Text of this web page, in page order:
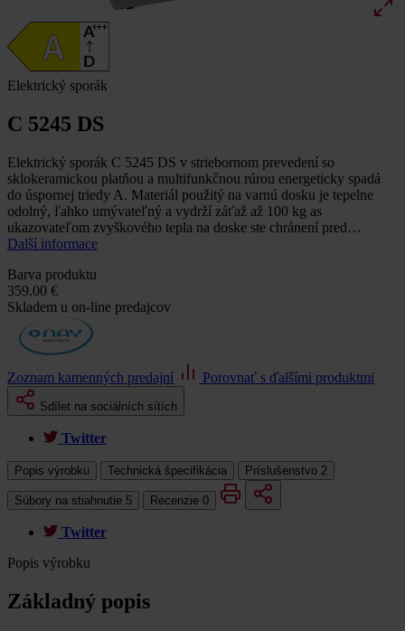
Elektrický sporák
C 5245 DS
Elektrický sporák C 5245 DS v striebornom prevedení so
sklokeramickou platňou a multifunkčnou rúrou energeticky spadá
do úspornej triedy A. Materiál použitý na varnú dosku je tepelne
odolný, ľahko umývateľný a vydrží záťaž až 100 kg as
ukazovateľom zvyškového tepla na doske ste chránení pred…
Další informace
Barva produktu
359.00 €
Skladem u on-line predajcov
Zoznam kamenných predajní Porovnať s ďalšími produktmi
Sdílet na sociálních sítích
Twitter
Popis výrobku Technická špecifikácia Príslušenstvo 2
Súbory na stiahnutie 5 Recenzie 0
Twitter
Popis výrobku
Základný popis